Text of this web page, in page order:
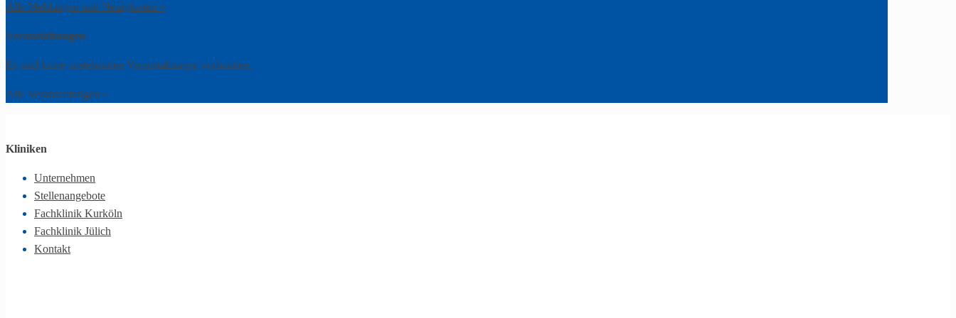
Alle Meldungen und Neuigkeiten »
Veranstaltungen
Es sind keine anstehenden Veranstaltungen vorhanden.
Alle Veranstaltungen »
Kliniken
Unternehmen
Stellenangebote
Fachklinik Kurköln
Fachklinik Jülich
Kontakt